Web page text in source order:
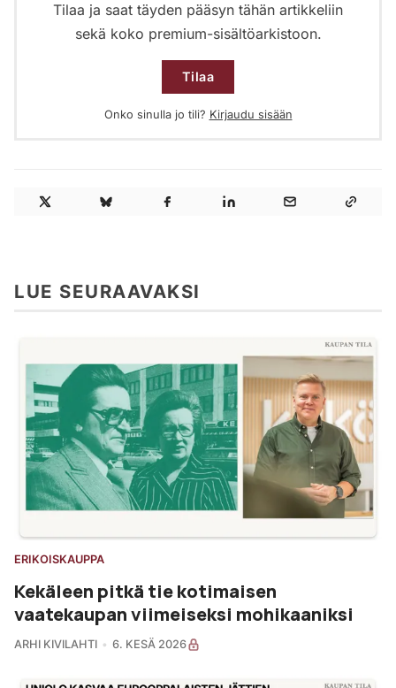
Tilaa ja saat täyden pääsyn tähän artikkeliin
sekä koko premium-sisältöarkistoon.
Tilaa
Onko sinulla jo tili? Kirjaudu sisään
LUE SEURAAVAKSI
ERIKOISKAUPPA
Kekäleen pitkä tie kotimaisen
vaatekaupan viimeiseksi mohikaaniksi
ARHI KIVILAHTI 6. KESÄ 2026